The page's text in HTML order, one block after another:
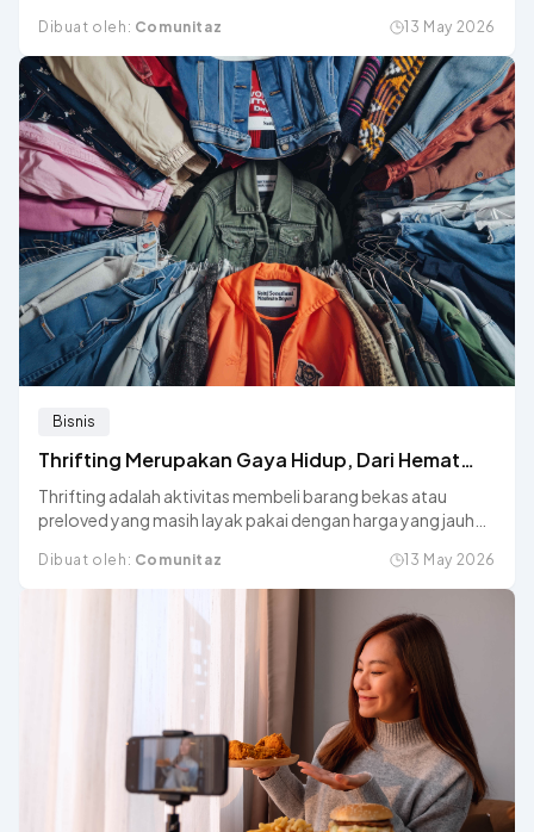
Dibuat oleh: Comunitaz 13 May 2026
Bisnis
Thrifting Merupakan Gaya Hidup, Dari Hemat
Jadi Estetik di Media Sosial
Thrifting adalah aktivitas membeli barang bekas atau
preloved yang masih layak pakai dengan harga yang jauh
Dibuat oleh: Comunitaz 13 May 2026